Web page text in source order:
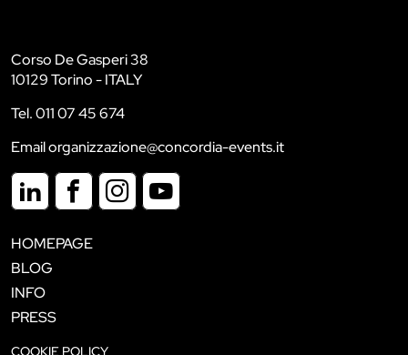
Corso De Gasperi 38
10129 Torino - ITALY
Tel. 011 07 45 674
Email organizzazione@concordia-events.it
HOMEPAGE
BLOG
INFO
PRESS
COOKIE POLICY